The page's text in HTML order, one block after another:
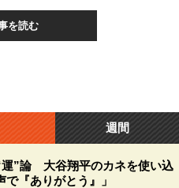
を読む
週間
運”論 大谷翔平のカネを使い込
『ありがとう』」